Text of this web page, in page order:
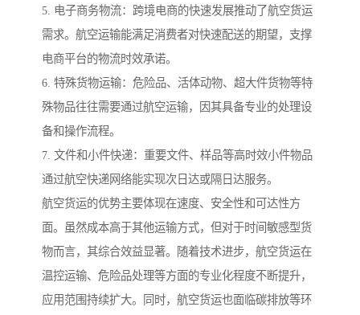
5. 电子商务物流：跨境电商的快速发展推动了航空货运
需求。航空运输能满足消费者对快速配送的期望，支撑
电商平台的物流时效承诺。
6. 特殊货物运输：危险品、活体动物、超大件货物等特
殊物品往往需要通过航空运输，因其具备专业的处理设
备和操作流程。
7. 文件和小件快递：重要文件、样品等高时效小件物品
通过航空快递网络能实现次日达或隔日达服务。
航空货运的优势主要体现在速度、安全性和可达性方
面。虽然成本高于其他运输方式，但对于时间敏感型货
物而言，其综合效益显著。随着技术进步，航空货运在
温控运输、危险品处理等方面的专业化程度不断提升，
应用范围持续扩大。同时，航空货运也面临碳排放等环